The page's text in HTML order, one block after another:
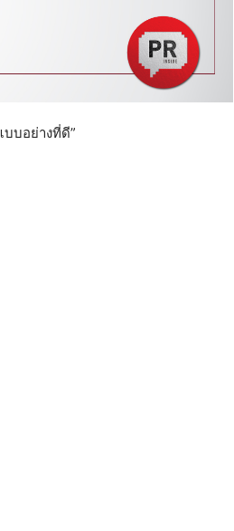
บอย่างที่ดี”